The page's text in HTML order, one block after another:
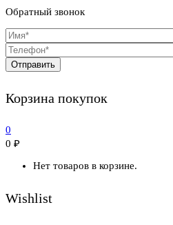
Обратный звонок
Корзина покупок
0
0 ₽
Нет товаров в корзине.
Wishlist